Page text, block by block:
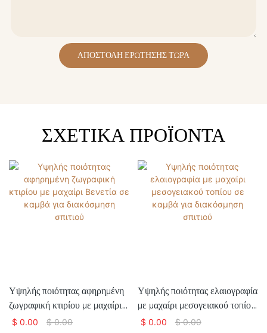
ΑΠΟΣΤΟΛΉ ΕΡΏΤΗΣΗΣ ΤΏΡΑ
ΣΧΕΤΙΚΆ ΠΡΟΪΌΝΤΑ
Υψηλής ποιότητας αφηρημένη
ζωγραφική κτιρίου με μαχαίρι
Βενετία σε καμβά για
$ 0.00 $0.00
Υψηλής ποιότητας ελαιογραφία
με μαχαίρι μεσογειακού τοπίου
σε καμβά για διακόσμηση
$ 0.00 $0.00